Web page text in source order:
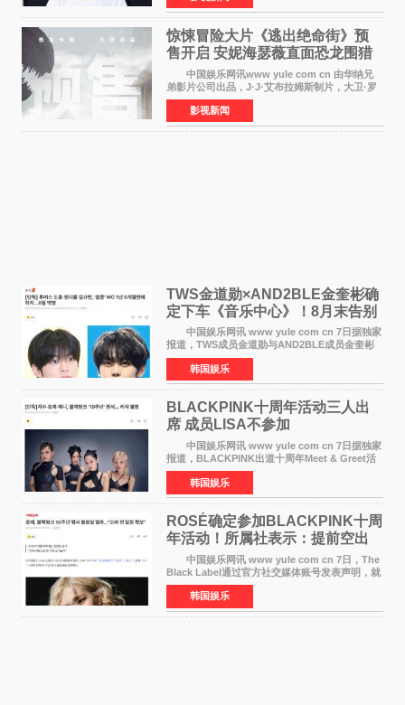
对白指导程寅，领
惊悚冒险大片《逃出绝命街》预
售开启 安妮海瑟薇直面恐龙围猎
中国娱乐网讯www yule com cn 由华纳兄
弟影片公司出品，J·J·艾布拉姆斯制片，大卫·罗
伯特·米切尔执导，好莱坞巨星安妮·海瑟薇和伊万
·麦克格雷格领衔主演的2026暑期惊悚冒险大片
《逃出绝
影视新闻
TWS金道勋×AND2BLE金奎彬确
定下车《音乐中心》！8月末告别
MC席位
中国娱乐网讯 www yule com cn 7日据独家
报道，TWS成员金道勋与AND2BLE成员金奎彬
将于8月离开《音乐中心》MC的位置。 金道
勋与金奎彬于去年3月与H2H A-NA一起被选为
《音乐中心》MC，约1
韩国娱乐
BLACKPINK十周年活动三人出
席 成员LISA不参加
中国娱乐网讯 www yule com cn 7日据独家
报道，BLACKPINK出道十周年Meet & Greet活
动将由智秀、ROS&Eacute;、JENNIE出席，
LISA将缺席。 此前BLACKPINK所属社YG并
未为组合出道十周年做
韩国娱乐
ROSÉ确定参加BLACKPINK十周
年活动！所属社表示：提前空出
了时间
中国娱乐网讯 www yule com cn 7日，The
Black Label通过官方社交媒体账号发表声明，就
近期网络上关于ROS&Eacute;个人行程及是否参
加BLACKPINK出道纪念活动的种种猜测作出正
式回应。 Th
韩国娱乐